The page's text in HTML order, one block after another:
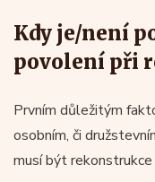
Kdy je/není
povolení při
Prvním důležitým
osobním, či
musí být